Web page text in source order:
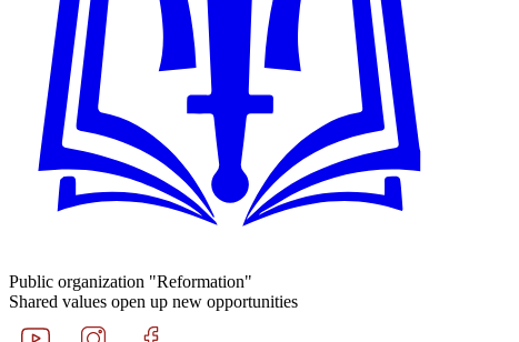
Public organization "Reformation"
Shared values open up new opportunities